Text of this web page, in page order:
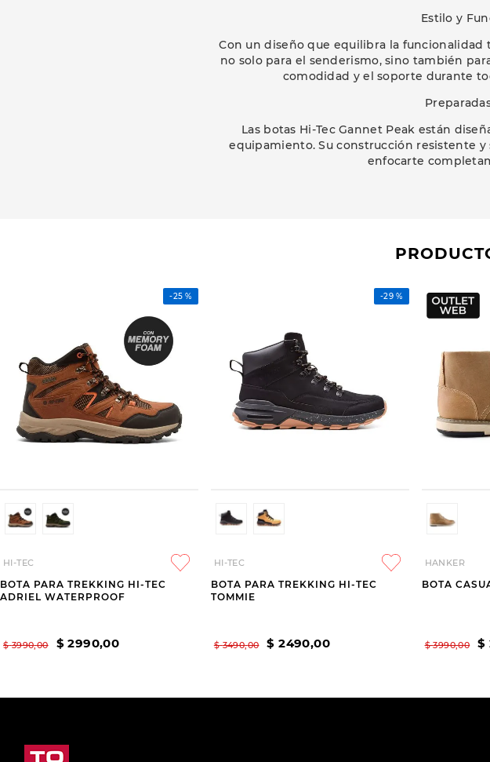
Estilo y
Con un diseño que equilibra la funcionalidad
no solo para el senderismo, sino también
comodidad y el soporte durante
Las botas Hi-Tec Gannet Peak están
equipamiento. Su construcción resistente
enfocarte
-25 %
HI-TEC
BOTA PARA TREKKING HI-TEC
ADRIEL WATERPROOF
$ 3990,00 $ 2990,00
-29 %
HI-TEC
BOTA PARA TREKKING HI-TEC
TOMMIE
$ 3490,00 $ 2490,00
HANKER
BOTA
$ 3990,00 $